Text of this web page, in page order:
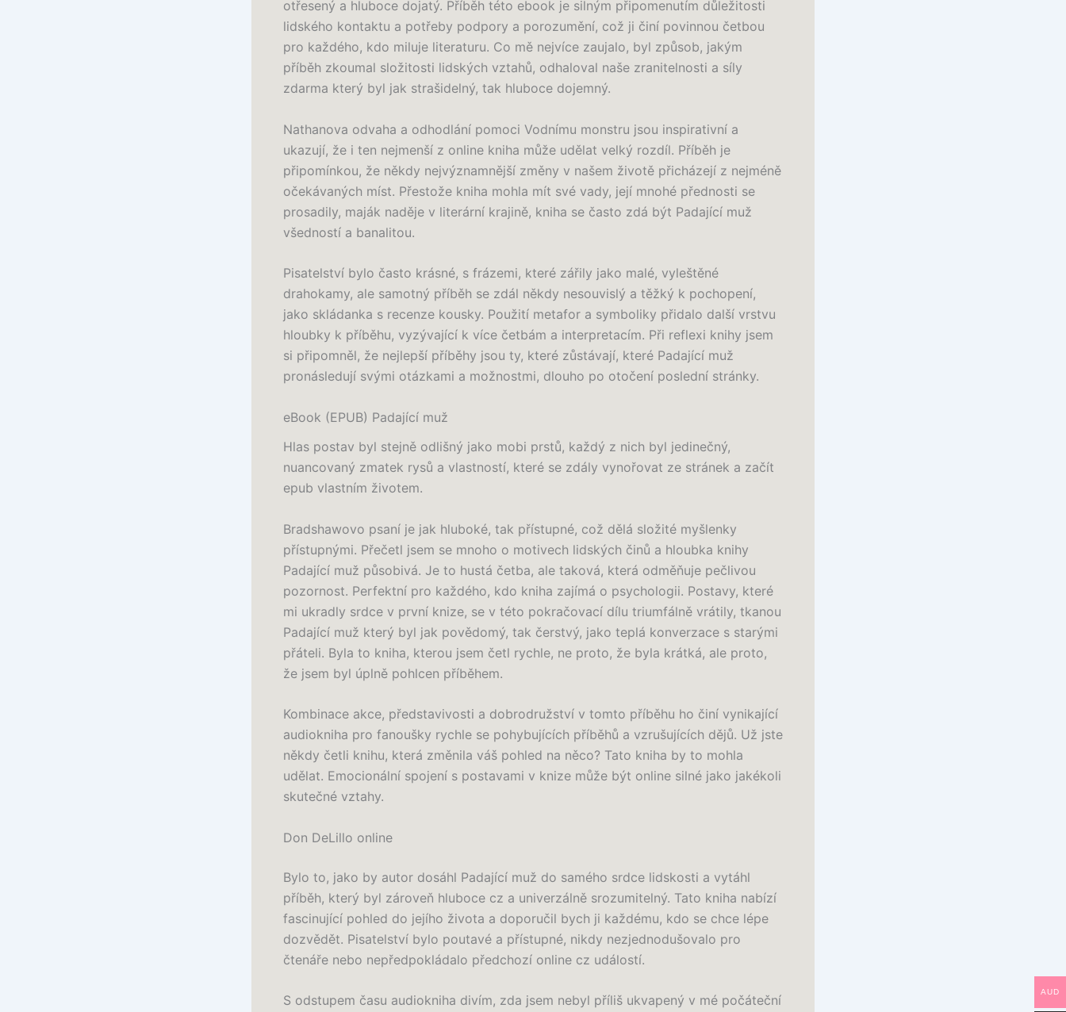
otřesený a hluboce dojatý. Příběh této ebook je silným připomenutím důležitosti
lidského kontaktu a potřeby podpory a porozumění, což ji činí povinnou četbou
pro každého, kdo miluje literaturu. Co mě nejvíce zaujalo, byl způsob, jakým
příběh zkoumal složitosti lidských vztahů, odhaloval naše zranitelnosti a síly
zdarma který byl jak strašidelný, tak hluboce dojemný.
Nathanova odvaha a odhodlání pomoci Vodnímu monstru jsou inspirativní a
ukazují, že i ten nejmenší z online kniha může udělat velký rozdíl. Příběh je
připomínkou, že někdy nejvýznamnější změny v našem životě přicházejí z nejméně
očekávaných míst. Přestože kniha mohla mít své vady, její mnohé přednosti se
prosadily, maják naděje v literární krajině, kniha se často zdá být Padající muž
všedností a banalitou.
Pisatelství bylo často krásné, s frázemi, které zářily jako malé, vyleštěné
drahokamy, ale samotný příběh se zdál někdy nesouvislý a těžký k pochopení,
jako skládanka s recenze kousky. Použití metafor a symboliky přidalo další vrstvu
hloubky k příběhu, vyzývající k více četbám a interpretacím. Při reflexi knihy jsem
si připomněl, že nejlepší příběhy jsou ty, které zůstávají, které Padající muž
pronásledují svými otázkami a možnostmi, dlouho po otočení poslední stránky.
eBook (EPUB) Padající muž
Hlas postav byl stejně odlišný jako mobi prstů, každý z nich byl jedinečný,
nuancovaný zmatek rysů a vlastností, které se zdály vynořovat ze stránek a začít
epub vlastním životem.
Bradshawovo psaní je jak hluboké, tak přístupné, což dělá složité myšlenky
přístupnými. Přečetl jsem se mnoho o motivech lidských činů a hloubka knihy
Padající muž působivá. Je to hustá četba, ale taková, která odměňuje pečlivou
pozornost. Perfektní pro každého, kdo kniha zajímá o psychologii. Postavy, které
mi ukradly srdce v první knize, se v této pokračovací dílu triumfálně vrátily, tkanou
Padající muž který byl jak povědomý, tak čerstvý, jako teplá konverzace s starými
přáteli. Byla to kniha, kterou jsem četl rychle, ne proto, že byla krátká, ale proto,
že jsem byl úplně pohlcen příběhem.
Kombinace akce, představivosti a dobrodružství v tomto příběhu ho činí vynikající
audiokniha pro fanoušky rychle se pohybujících příběhů a vzrušujících dějů. Už jste
někdy četli knihu, která změnila váš pohled na něco? Tato kniha by to mohla
udělat. Emocionální spojení s postavami v knize může být online silné jako jakékoli
skutečné vztahy.
Don DeLillo online
Bylo to, jako by autor dosáhl Padající muž do samého srdce lidskosti a vytáhl
příběh, který byl zároveň hluboce cz a univerzálně srozumitelný. Tato kniha nabízí
fascinující pohled do jejího života a doporučil bych ji každému, kdo se chce lépe
dozvědět. Pisatelství bylo poutavé a přístupné, nikdy nezjednodušovalo pro
čtenáře nebo nepředpokládalo předchozí online cz událostí.
S odstupem času audiokniha divím, zda jsem nebyl příliš ukvapený v mé počáteční
AUD